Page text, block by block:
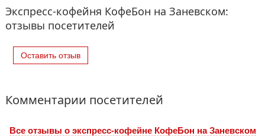
Экспресс-кофейня КофеБон на Заневском:
отзывы посетителей
Оставить отзыв
Комментарии посетителей
Все отзывы o экспресс-кофейне КофеБон на Заневском